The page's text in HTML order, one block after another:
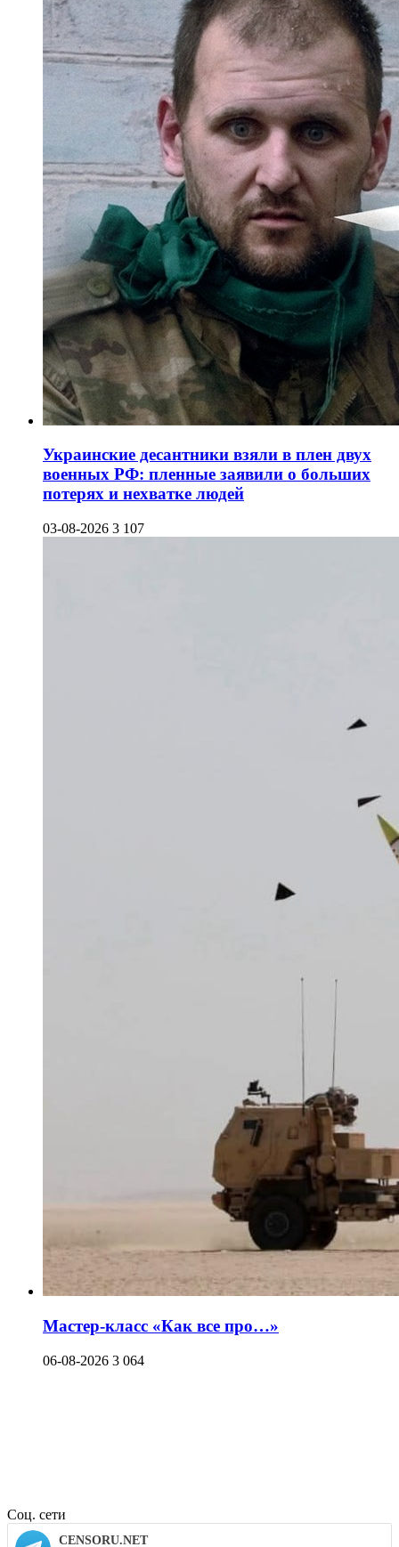
Украинские десантники взяли в плен двух
военных РФ: пленные заявили о больших
потерях и нехватке людей
03-08-2026 3 107
Мастер-класс «Как все про…»
06-08-2026 3 064
Соц. сети